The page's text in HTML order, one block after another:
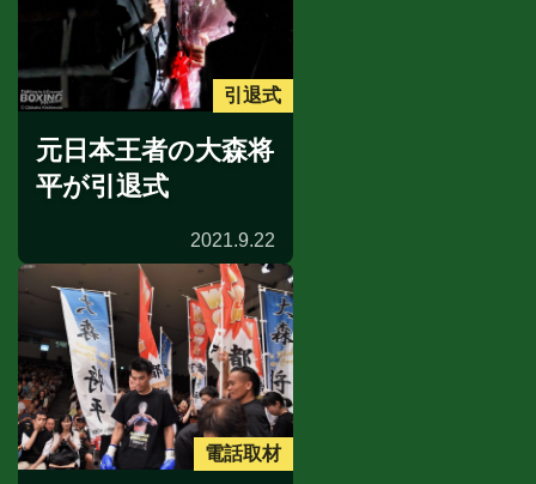
引退式
元日本王者の大森将
平が引退式
2021.9.22
電話取材